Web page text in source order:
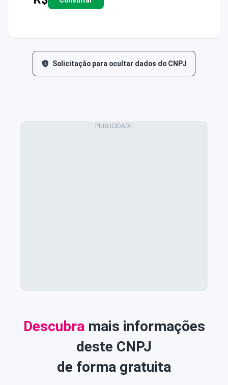
Solicitação para ocultar dados do CNPJ
Descubramais informações
deste CNPJ
de forma gratuita